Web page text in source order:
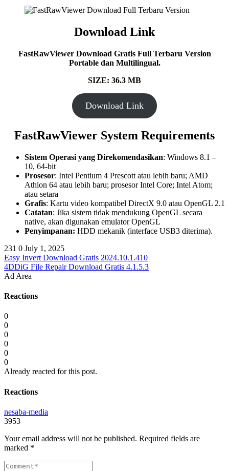
Download Link
FastRawViewer Download Gratis Full Terbaru Version
Portable dan Multilingual.
SIZE: 36.3 MB
Download Link
FastRawViewer System Requirements
Sistem Operasi yang Direkomendasikan: Windows 8.1 –
10, 64-bit
Prosesor: Intel Pentium 4 Prescott atau lebih baru; AMD
Athlon 64 atau lebih baru; prosesor Intel Core; Intel Atom;
atau setara
Grafis: Kartu video kompatibel DirectX 9.0 atau OpenGL 2.1
Catatan: Jika sistem tidak mendukung OpenGL secara
native, akan digunakan emulator OpenGL
Penyimpanan: HDD mekanik (interface USB3 diterima).
231 0 July 1, 2025
Easy Invert Download Gratis 2024.10.1.410
4DDiG File Repair Download Gratis 4.1.5.3
Ad Area
Reactions
0
0
0
0
0
0
Already reacted for this post.
Reactions
nesaba-media
3953
Your email address will not be published. Required fields are
marked *